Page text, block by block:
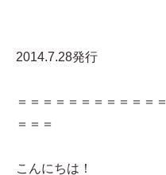
2014.7.28発行
＝＝＝＝＝＝＝＝＝＝＝
＝＝＝
こんにちは！